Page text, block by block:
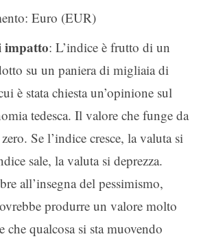
Euro (EUR)
impatto: L’indice è frutto di un
su un paniera di migliaia di
è stata chiesta un’opinione sul
tedesca. Il valore che funge da
Se l’indice cresce, la valuta si
sale, la valuta si deprezza.
all’insegna del pessimismo,
produrre un valore molto
che qualcosa si sta muovendo